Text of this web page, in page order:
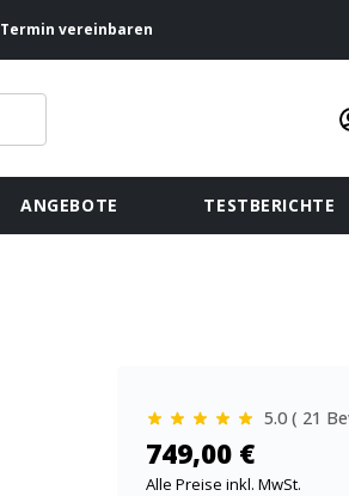
Termin vereinbaren
ANGEBOTE TESTBERICHTE
5.0 ( 21
749,00 €
Alle Preise inkl. MwSt.